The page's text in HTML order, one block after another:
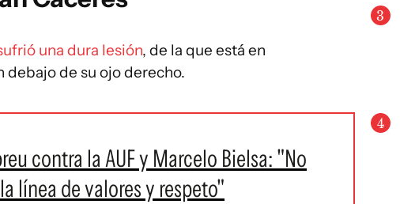
una dura lesión, de la que está en
debajo de su ojo derecho.
contra la AUF y Marcelo Bielsa: "No
línea de valores y respeto"